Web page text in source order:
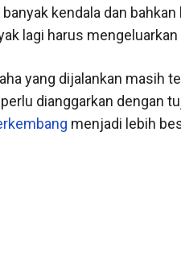
kendala dan
lagi harus mengeluarkan
yang dijalankan masih
dianggarkan dengan
menjadi lebih